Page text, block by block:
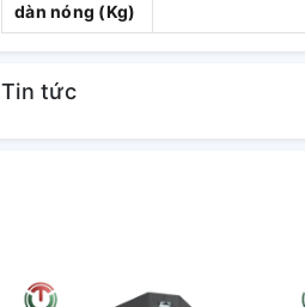
dàn nóng (Kg)
Tin tức